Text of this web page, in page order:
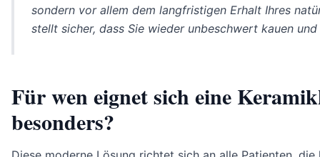
sondern vor allem dem langfristigen Erhalt Ihres
stellt sicher, dass Sie wieder unbeschwert kauen
Für wen eignet sich eine
besonders?